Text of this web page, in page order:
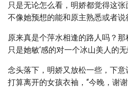
只是无论怎么看，明娇都觉得这
不像她预想的能和原主熟悉或者说
原来真是个萍水相逢的路人吗？那
只是她敏‘感的对一个冰山美人的
念头落下，明娇又放松一些，下
打算离开的女孩衣袖，“今晚，谢